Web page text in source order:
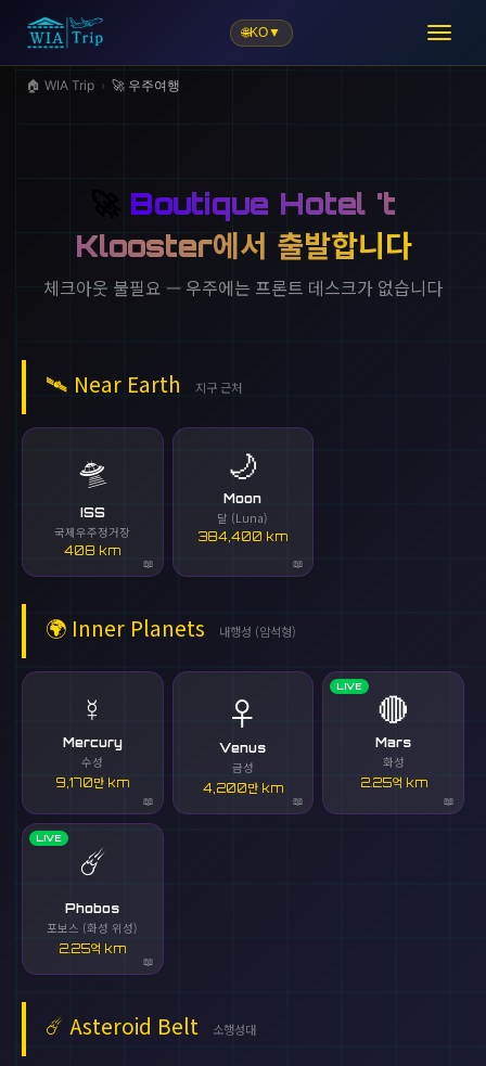
🌐KO▼
🏠 WIA Trip › 🚀 우주여행
Boutique Hotel 't
Klooster에서 출발합니다
체크아웃 불필요 — 우주에는 프론트 데스크가 없습니다
🛰️ Near Earth 지구 근처
🛸
ISS
국제우주정거장
408 km
🌙
Moon
달 (Luna)
384,400 km
🌍 Inner Planets 내행성 (암석형)
☿️
Mercury
수성
9,170만 km
♀️
Venus
금성
4,200만 km
LIVE
🔴
Mars
화성
2.25억 km
LIVE
☄️
Phobos
포보스 (화성 위성)
2.25억 km
☄️ Asteroid Belt 소행성대